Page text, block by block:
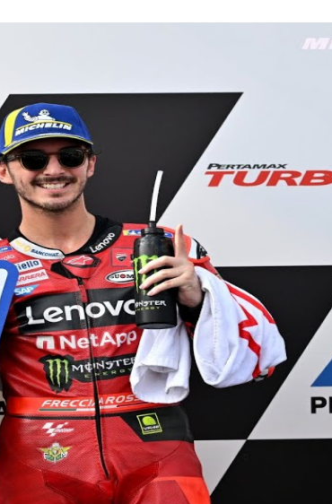
bei Sonnenschein oder Regen. Die Reifen